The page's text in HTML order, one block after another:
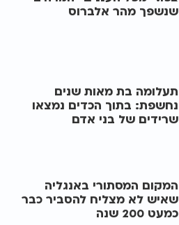
שנשפך מהר אלברוס
תעלומה בת מאות שנים
נחשפת: בתוך הכדים נמצאו
שרידים של בני אדם
המקום המסתורי באנגליה
שאיש לא מצליח להסביר כבר
כמעט 200 שנה